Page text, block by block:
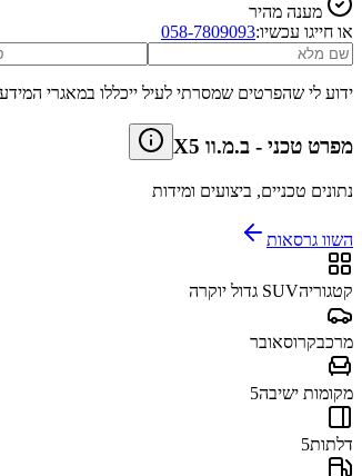
מענה מהיר
או חייגו עכשיו:058-7809093
ידוע לי שהפרטים שמסרתי לעיל ייכללו במאגרי
מפרט טכני - ב.מ.וו X5
נתונים טכניים, ביצועים ומידות
השוו גרסאות
קטגוריהSUV גדול יוקרה
מרכבקרוסאובר
מקומות ישיבה5
דלתות5